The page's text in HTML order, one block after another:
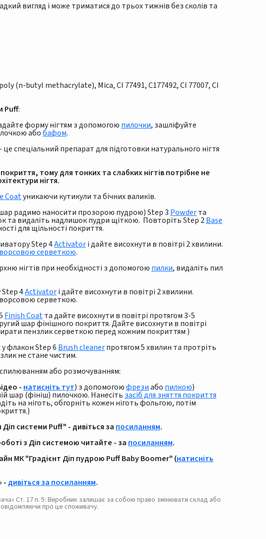
вигляд і може триматися до трьох тижнів без сколів та
(n-butyl methacrylate), Mica, CI 77491, C177492, CI 77007, CI
Puff:
форму нігтям з допомогою пилочки, зашліфуйте
абобафом.
спеціальний препарат для підготовки натурального нігтя
тому для тонких та слабких нігтів потрібне не
нігтя.
Coatуникаючи кутикули та бічних валиків.
радимо наносити прозорою пудрою) Step 3 Powderта
та видаліть надлишок пудри щіткою. Повторіть Step 2Base
для щільності покриття.
Step 4Activatorі дайте висохнути в повітрі 2 хвилини.
серветкою.
нігтів при необхідності з допомогою пилки, видаліть пил
4Activatorі дайте висохнути в повітрі 2 хвилини.
серветкою.
Finish Coatта дайте висохнути в повітрі протягом 3-5
шар фінішного покриття. Дайте висохнути в повітрі
пензлик серветкою перед кожним покриттям )
флакон Step 6 Brush cleanerпротягом 5 хвилин та протріть
не стане чистим.
або розмочуванням:
- натисніть тут) з допомогоюфрезиабо пилкою)
шар (фініш) пилочкою. Нанесіть засіб для зняття покриття
на ніготь, обгорніть кожен ніготь фольгою, потім
системи Puff" - дивіться за посиланням.
з Діп системою читайте - за посиланням.
МК "Градієнт Діп пудрою Puff Baby Boomer" (натисніть
- дивіться за посиланням.
Ст. 17 п. 5: Виробник залишає за собою право змінювати склад або
про це споживачу.